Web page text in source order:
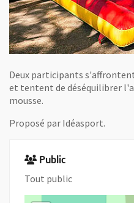
Deux participants
et tentent de déséquilibrer
mousse.
Proposé par Idéasport.
Public
Tout public